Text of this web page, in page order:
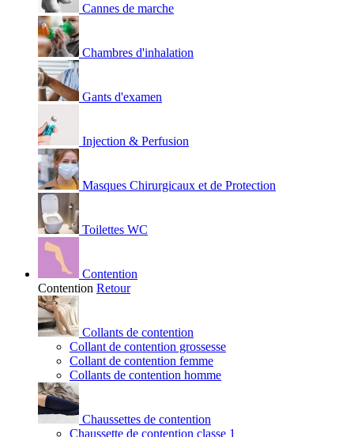
Cannes de marche
Chambres d'inhalation
Gants d'examen
Injection & Perfusion
Masques Chirurgicaux et de Protection
Toilettes WC
Contention
Contention Retour
Collants de contention
Collant de contention grossesse
Collant de contention femme
Collants de contention homme
Chaussettes de contention
Chaussette de contention classe 1